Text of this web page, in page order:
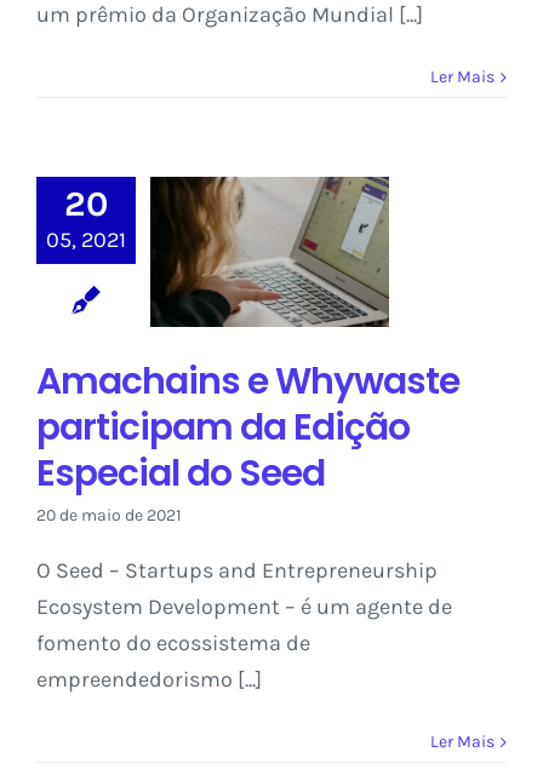
um prêmio da Organização Mundial [...]
Ler Mais
20
05, 2021
Amachains e
Whywaste
participam da
Edição Especial
do Seed
Saber Conecta
Amachains e Whywaste
participam da Edição
Especial do Seed
20 de maio de 2021
O Seed – Startups and Entrepreneurship
Ecosystem Development – é um agente de
fomento do ecossistema de
empreendedorismo [...]
Ler Mais